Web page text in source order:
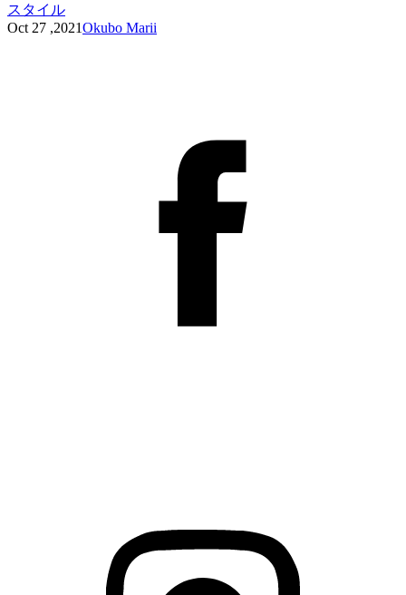
スタイル
Oct 27 ,2021Okubo Marii